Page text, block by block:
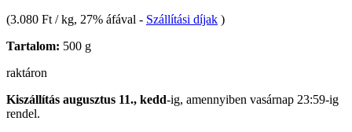
(3.080 Ft / kg, 27% áfával - Szállítási díjak )
Tartalom: 500 g
raktáron
Kiszállítás augusztus 11., kedd-ig, amennyiben vasárnap 23:59-ig
rendel.